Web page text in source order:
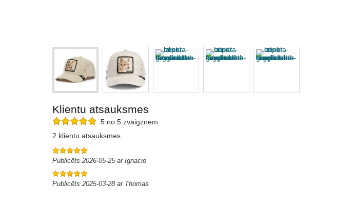
Klientu atsauksmes
5 no 5 zvaigznēm
2 klientu atsauksmes
Publicēts 2026-05-25 ar Ignacio
Publicēts 2025-03-28 ar Thomas